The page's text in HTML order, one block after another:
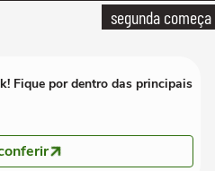
segunda
Fique por dentro das principais